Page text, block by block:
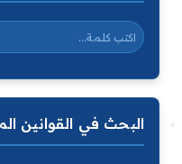
البحث في القوانين